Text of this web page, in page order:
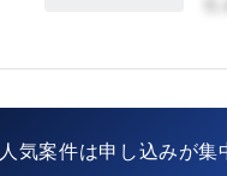
人気案件は申し込みが